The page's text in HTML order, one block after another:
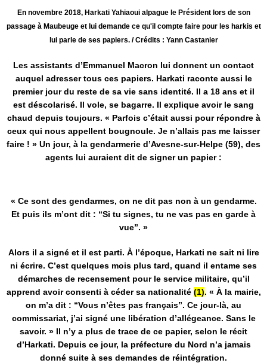
En novembre 2018, Harkati Yahiaoui alpague le Président lors de son
passage à Maubeuge et lui demande ce qu'il compte faire pour les harkis et
lui parle de ses papiers. / Crédits : Yann Castanier
Les assistants d’Emmanuel Macron lui donnent un contact
auquel adresser tous ces papiers. Harkati raconte aussi le
premier jour du reste de sa vie sans identité. Il a 18 ans et il
est déscolarisé. Il vole, se bagarre. Il explique avoir le sang
chaud depuis toujours. « Parfois c’était aussi pour répondre à
ceux qui nous appellent bougnoule. Je n’allais pas me laisser
faire ! » Un jour, à la gendarmerie d’Avesne-sur-Helpe (59), des
agents lui auraient dit de signer un papier :
« Ce sont des gendarmes, on ne dit pas non à un gendarme.
Et puis ils m’ont dit : “Si tu signes, tu ne vas pas en garde à
vue”. »
Alors il a signé et il est parti. À l’époque, Harkati ne sait ni lire
ni écrire. C’est quelques mois plus tard, quand il entame ses
démarches de recensement pour le service militaire, qu’il
apprend avoir consenti à céder sa nationalité (1). « À la mairie,
on m’a dit : “Vous n’êtes pas français”. Ce jour-là, au
commissariat, j’ai signé une libération d’allégeance. Sans le
savoir. » Il n’y a plus de trace de ce papier, selon le récit
d’Harkati. Depuis ce jour, la préfecture du Nord n’a jamais
donné suite à ses demandes de réintégration.